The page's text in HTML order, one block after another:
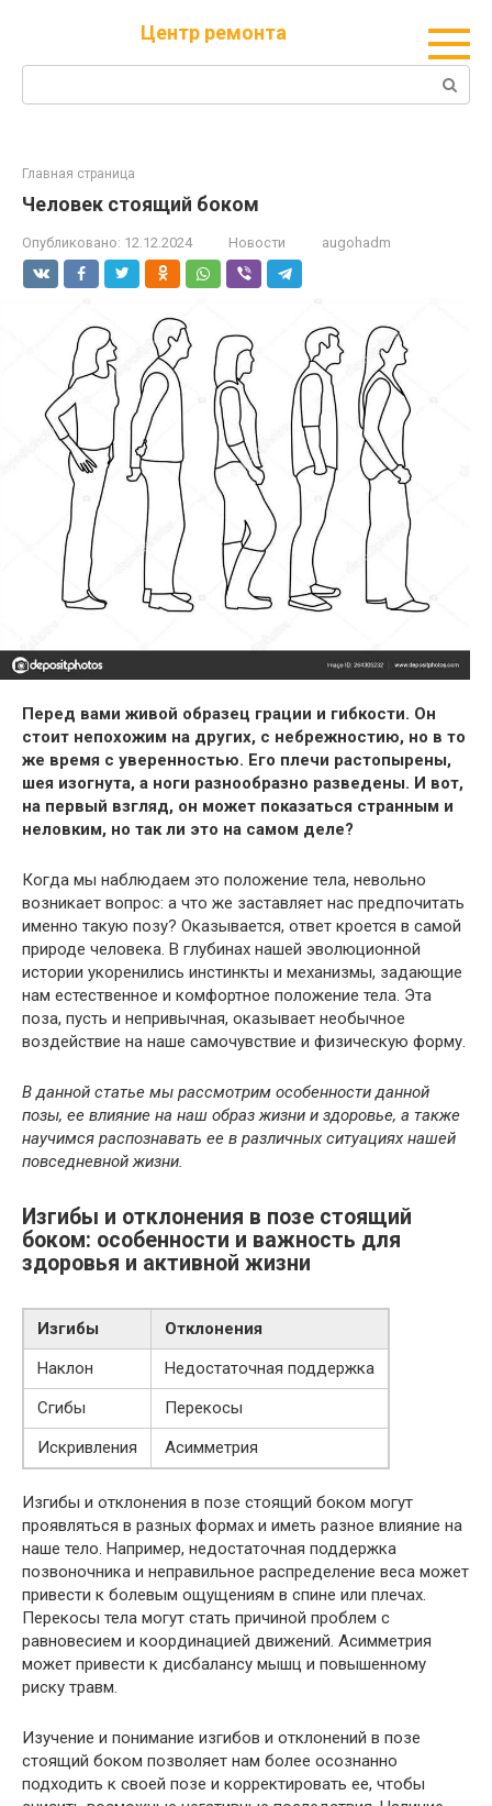
Центр ремонта
Поиск:
Главная страница
Человек стоящий боком
Опубликовано: 12.12.2024 Новости augohadm
Перед вами живой образец грации и гибкости. Он
стоит непохожим на других, с небрежностию, но в то
же время с уверенностью. Его плечи растопырены,
шея изогнута, а ноги разнообразно разведены. И вот,
на первый взгляд, он может показаться странным и
неловким, но так ли это на самом деле?
Когда мы наблюдаем это положение тела, невольно
возникает вопрос: а что же заставляет нас предпочитать
именно такую позу? Оказывается, ответ кроется в самой
природе человека. В глубинах нашей эволюционной
истории укоренились инстинкты и механизмы, задающие
нам естественное и комфортное положение тела. Эта
поза, пусть и непривычная, оказывает необычное
воздействие на наше самочувствие и физическую форму.
В данной статье мы рассмотрим особенности данной
позы, ее влияние на наш образ жизни и здоровье, а также
научимся распознавать ее в различных ситуациях нашей
повседневной жизни.
Изгибы и отклонения в позе стоящий
боком: особенности и важность для
здоровья и активной жизни
Изгибы
Отклонения
Наклон
Недостаточная поддержка
Сгибы
Перекосы
Искривления
Асимметрия
Изгибы и отклонения в позе стоящий боком могут
проявляться в разных формах и иметь разное влияние на
наше тело. Например, недостаточная поддержка
позвоночника и неправильное распределение веса может
привести к болевым ощущениям в спине или плечах.
Перекосы тела могут стать причиной проблем с
равновесием и координацией движений. Асимметрия
может привести к дисбалансу мышц и повышенному
риску травм.
Изучение и понимание изгибов и отклонений в позе
стоящий боком позволяет нам более осознанно
подходить к своей позе и корректировать ее, чтобы